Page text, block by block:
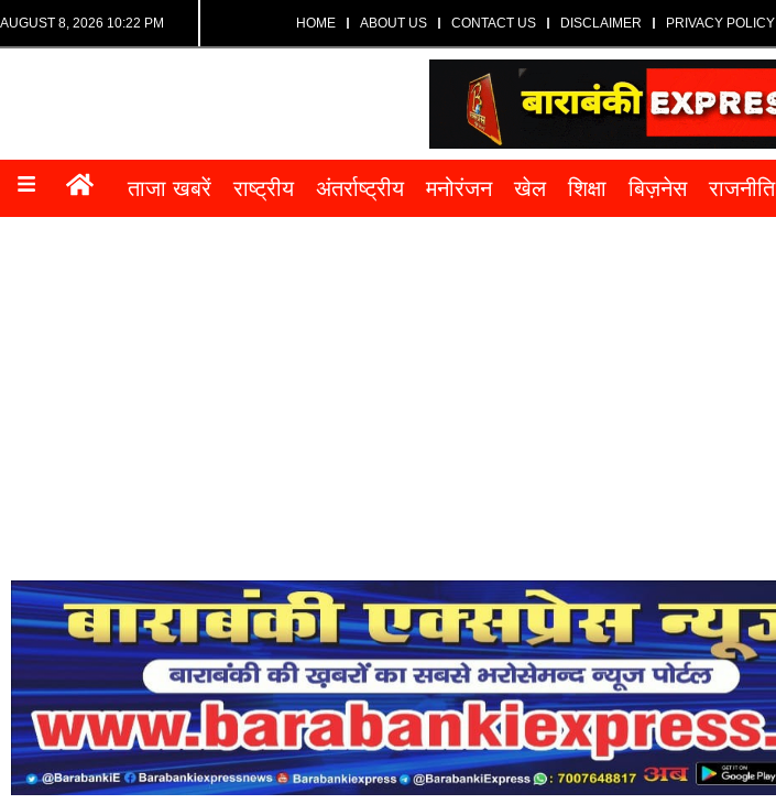
AUGUST 8, 2026 10:22 PM HOME ABOUT US CONTACT US DISCLAIMER PRIVACY POLICY
ताजा खबरें राष्ट्रीय अंतर्राष्ट्रीय मनोरंजन खेल शिक्षा बिज़नेस राजनीति